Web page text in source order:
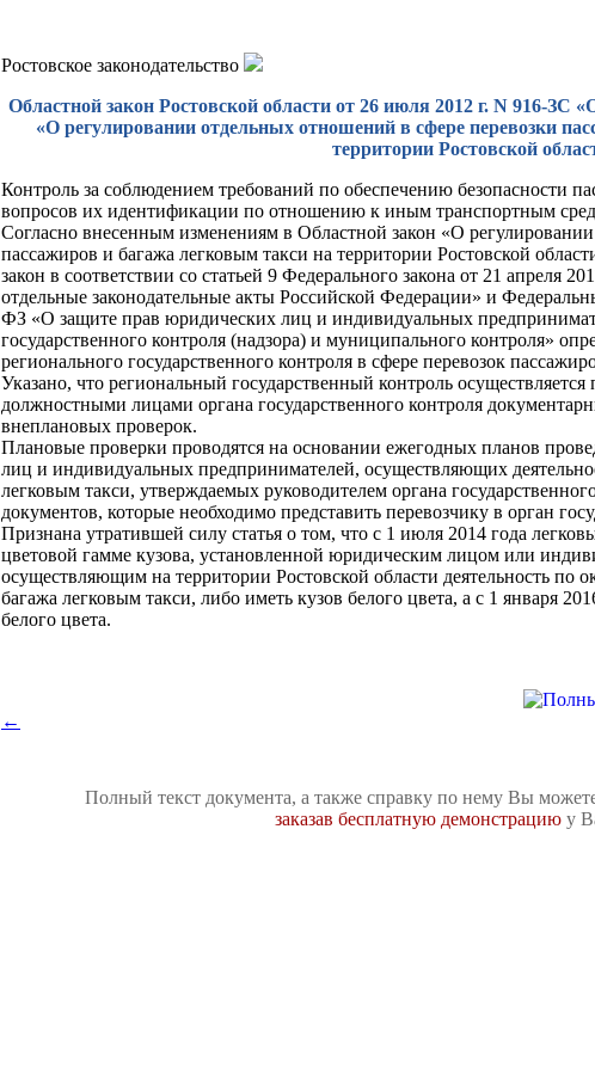
Ростовское законодательство
Областной закон Ростовской области от 26 июля 2012 г. N 916-ЗС
«О регулировании отдельных отношений в сфере перевозки
территории Ростовской
Контроль за соблюдением требований по обеспечению безопасности
вопросов их идентификации по отношению к иным транспортным
Согласно внесенным изменениям в Областной закон «О
пассажиров и багажа легковым такси на территории Ростовской
закон в соответствии со статьей 9 Федерального закона от 21 апреля
отдельные законодательные акты Российской Федерации» и
ФЗ «О защите прав юридических лиц и индивидуальных
государственного контроля (надзора) и муниципального контроля»
регионального государственного контроля в сфере перевозок
Указано, что региональный государственный контроль
должностными лицами органа государственного контроля
внеплановых проверок.
Плановые проверки проводятся на основании ежегодных планов
лиц и индивидуальных предпринимателей, осуществляющих
легковым такси, утверждаемых руководителем органа
документов, которые необходимо представить перевозчику в орган
Признана утратившей силу статья о том, что с 1 июля 2014 года
цветовой гамме кузова, установленной юридическим лицом или
осуществляющим на территории Ростовской области деятельность по
багажа легковым такси, либо иметь кузов белого цвета, а с 1 января
белого цвета.
←
Полный текст документа, а также справку по нему Вы
заказав бесплатную демонстрациюу